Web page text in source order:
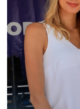
APASZKI